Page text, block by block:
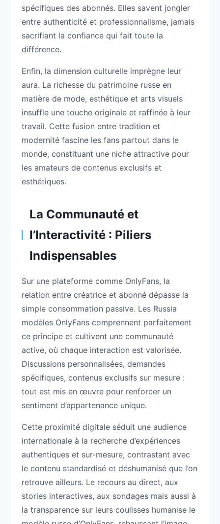
spécifiques des abonnés. Elles savent jongler
entre authenticité et professionnalisme, jamais
sacrifiant la confiance qui fait toute la
différence.
Enfin, la dimension culturelle imprègne leur
aura. La richesse du patrimoine russe en
matière de mode, esthétique et arts visuels
insuffle une touche originale et raffinée à leur
travail. Cette fusion entre tradition et
modernité fascine les fans partout dans le
monde, constituant une niche attractive pour
les amateurs de contenus exclusifs et
esthétiques.
La Communauté et
l’Interactivité : Piliers
Indispensables
Sur une plateforme comme OnlyFans, la
relation entre créatrice et abonné dépasse la
simple consommation passive. Les Russia
modèles OnlyFans comprennent parfaitement
ce principe et cultivent une communauté
active, où chaque interaction est valorisée.
Discussions personnalisées, demandes
spécifiques, contenus exclusifs sur mesure :
tout est mis en œuvre pour renforcer un
sentiment d’appartenance unique.
Cette proximité digitale séduit une audience
internationale à la recherche d’expériences
authentiques et sur-mesure, contrastant avec
le contenu standardisé et déshumanisé que l’on
retrouve ailleurs. Le recours au direct, aux
stories interactives, aux sondages mais aussi à
la transparence sur leurs coulisses humanise le